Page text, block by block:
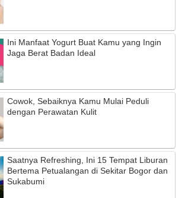
Ini Manfaat Yogurt Buat Kamu yang Ingin
Jaga Berat Badan Ideal
Cowok, Sebaiknya Kamu Mulai Peduli
dengan Perawatan Kulit
Saatnya Refreshing, Ini 15 Tempat Liburan
Bertema Petualangan di Sekitar Bogor dan
Sukabumi